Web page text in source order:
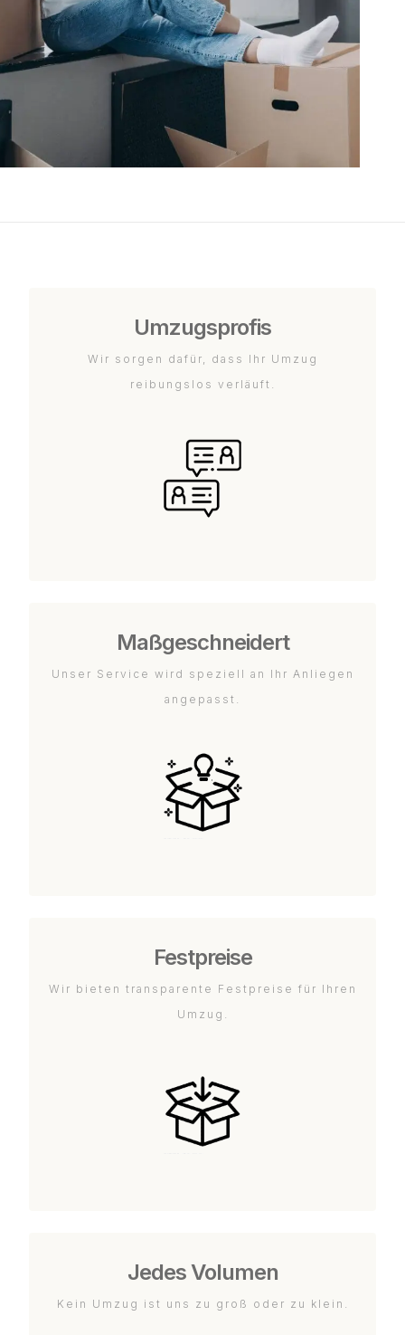
Umzugsprofis
Wir sorgen dafür, dass Ihr Umzug
reibungslos verläuft.
Maßgeschneidert
Unser Service wird speziell an Ihr Anliegen
angepasst.
Festpreise
Wir bieten transparente Festpreise für Ihren
Umzug.
Jedes Volumen
Kein Umzug ist uns zu groß oder zu klein.